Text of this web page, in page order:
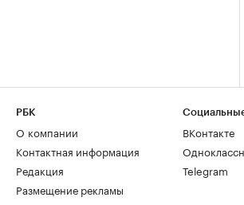
РБК
О компании
Контактная информация
Редакция
Размещение рекламы
ВКонтакте
Telegram